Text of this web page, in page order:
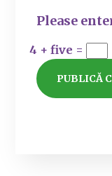
Please
4 + five =